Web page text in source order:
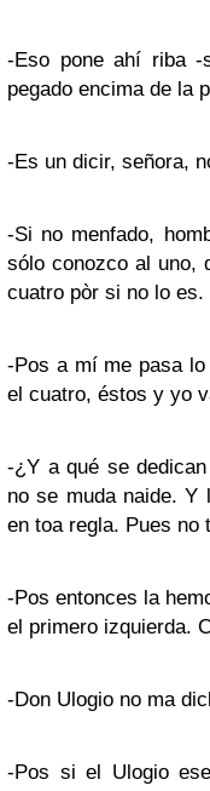
-Eso pone ahí riba -
pegado encima de la
-Es un dicir, señora,
-Si no menfado,
sólo conozco al uno,
cuatro pòr si no lo es.
-Pos a mí me pasa
el cuatro, éstos y yo
-¿Y a qué se
no se muda naide. Y
en toa regla. Pues no
-Pos entonces la
el primero izquierda.
-Don Ulogio no ma
-Pos si el Ulogio